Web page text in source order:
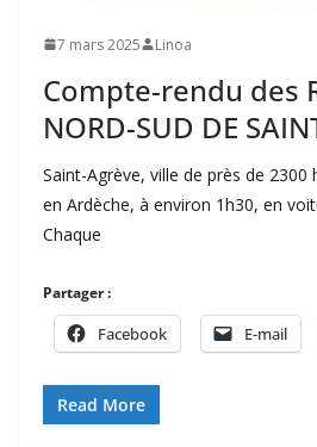
7 mars 2025 Linoa
Compte-rendu des
NORD-SUD DE
Saint-Agrève, ville de près de
en Ardèche, à environ 1h30, en
Chaque
Partager :
Facebook E-mail
Read More